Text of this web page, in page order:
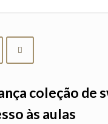
coleção de
às aulas